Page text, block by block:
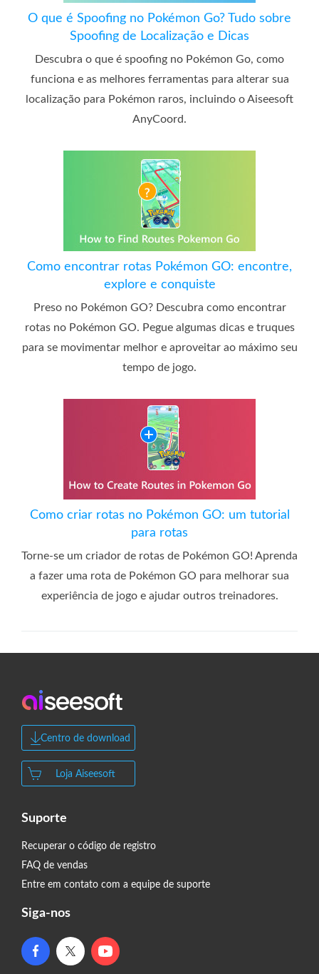
O que é Spoofing no Pokémon Go? Tudo sobre
Spoofing de Localização e Dicas
Descubra o que é spoofing no Pokémon Go, como
funciona e as melhores ferramentas para alterar sua
localização para Pokémon raros, incluindo o Aiseesoft
AnyCoord.
Como encontrar rotas Pokémon GO: encontre,
explore e conquiste
Preso no Pokémon GO? Descubra como encontrar
rotas no Pokémon GO. Pegue algumas dicas e truques
para se movimentar melhor e aproveitar ao máximo seu
tempo de jogo.
Como criar rotas no Pokémon GO: um tutorial
para rotas
Torne-se um criador de rotas de Pokémon GO! Aprenda
a fazer uma rota de Pokémon GO para melhorar sua
experiência de jogo e ajudar outros treinadores.
Centro de download
Loja Aiseesoft
Suporte
Recuperar o código de registro
FAQ de vendas
Entre em contato com a equipe de suporte
Siga-nos